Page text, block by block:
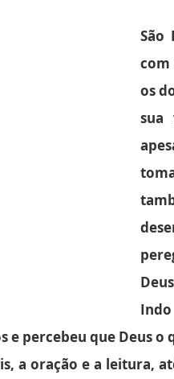
São
com
os
sua
e percebeu que Deus o
a oração e a leitura,